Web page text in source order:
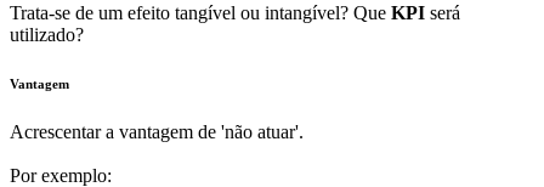
Trata-se de um efeito tangível ou intangível? Que KPI será
utilizado?
Vantagem
Acrescentar a vantagem de 'não atuar'.
Por exemplo: